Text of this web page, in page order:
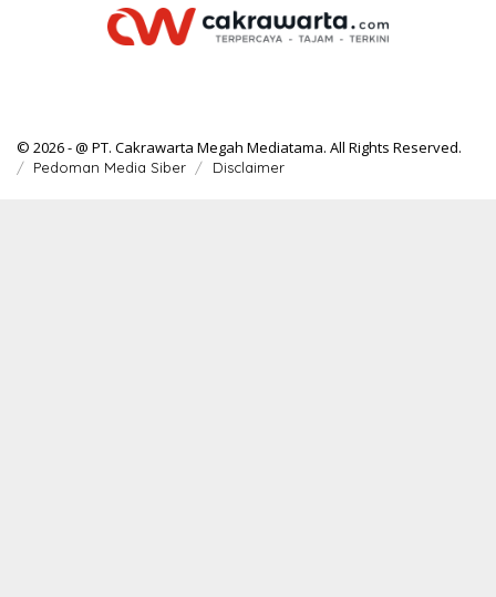
© 2026 - @ PT. Cakrawarta Megah Mediatama. All Rights Reserved.
Pedoman Media Siber Disclaimer